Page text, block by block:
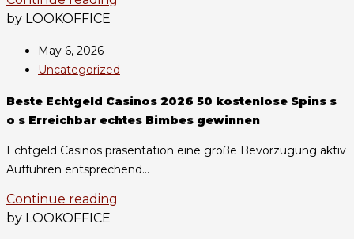
by LOOKOFFICE
May 6, 2026
Uncategorized
Beste Echtgeld Casinos 2026 50 kostenlose Spins s
o s Erreichbar echtes Bimbes gewinnen
Echtgeld Casinos präsentation eine große Bevorzugung aktiv
Aufführen entsprechend...
Continue reading
by LOOKOFFICE